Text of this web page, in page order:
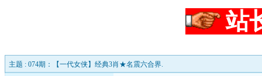
站
主题 : 074期：【一代女侠】经典3肖★名震六合界.